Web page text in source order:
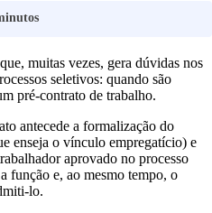
muitas vezes, gera dúvidas nos
seletivos: quando são
pré-contrato de trabalho.
antecede a formalização do
enseja o vínculo empregatício) e
aprovado no processo
função e, ao mesmo tempo, o
lo.